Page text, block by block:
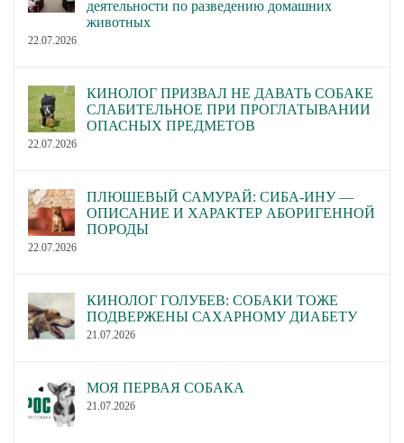
деятельности по разведению домашних
животных
22.07.2026
КИНОЛОГ ПРИЗВАЛ НЕ ДАВАТЬ СОБАКЕ
СЛАБИТЕЛЬНОЕ ПРИ ПРОГЛАТЫВАНИИ
ОПАСНЫХ ПРЕДМЕТОВ
22.07.2026
ПЛЮШЕВЫЙ САМУРАЙ: СИБА-ИНУ —
ОПИСАНИЕ И ХАРАКТЕР АБОРИГЕННОЙ
ПОРОДЫ
22.07.2026
КИНОЛОГ ГОЛУБЕВ: СОБАКИ ТОЖЕ
ПОДВЕРЖЕНЫ САХАРНОМУ ДИАБЕТУ
21.07.2026
МОЯ ПЕРВАЯ СОБАКА
21.07.2026